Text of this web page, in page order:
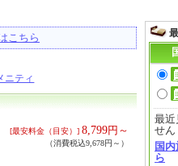
こちら
ニティ
[最安料金（目安）] 8,799円～
（消費税込9,678円～）
最近
せん
国
ら